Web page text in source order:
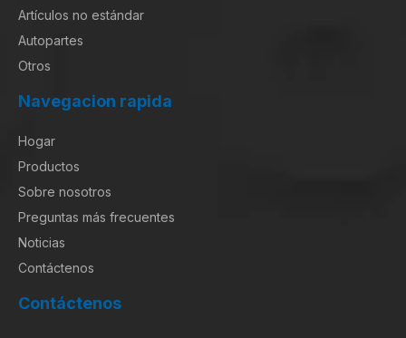
Artículos no estándar
Autopartes
Otros
Navegacion rapida
Hogar
Productos
Sobre nosotros
Preguntas más frecuentes
Noticias
Contáctenos
Contáctenos